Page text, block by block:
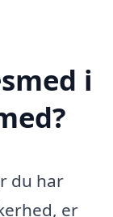
i
du har
er